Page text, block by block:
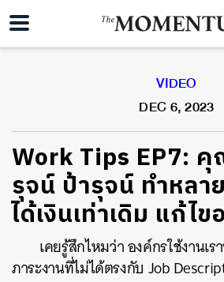
VIDEO
DEC 6, 2023
Work Tips EP7:
รุจน์ ป้ารุจน์ ทำหลา
ได้เงินเท่าเดิม แก้ไข
เคยรู้สึกไหมว่า องค์กรใช้งานเ
ภาระงานที่ไม่ได้ตรงกับ Job